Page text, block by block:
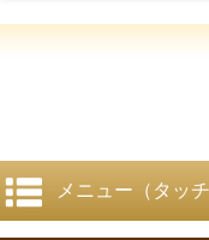
メニュー（タッ